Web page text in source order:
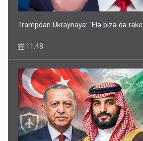
Trampdan Ukraynaya: "Elə bizə də raket
11:48